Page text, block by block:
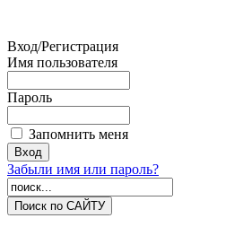
Вход/Регистрация
Имя пользователя
Пароль
Запомнить меня
Забыли имя или пароль?